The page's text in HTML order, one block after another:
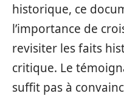
historique, ce
l’importance de
revisiter les faits
critique. Le
suffit pas à